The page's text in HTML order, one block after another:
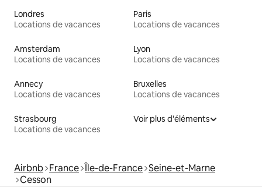
Londres
Locations de vacances
Paris
Locations de vacances
Amsterdam
Locations de vacances
Lyon
Locations de vacances
Annecy
Locations de vacances
Bruxelles
Locations de vacances
Strasbourg
Locations de vacances
Voir plus d'éléments
Airbnb France Île-de-France Seine-et-Marne
Cesson